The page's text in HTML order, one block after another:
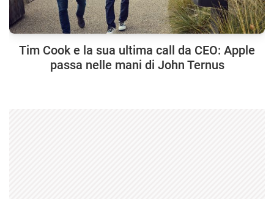
Tim Cook e la sua ultima call da CEO: Apple
passa nelle mani di John Ternus